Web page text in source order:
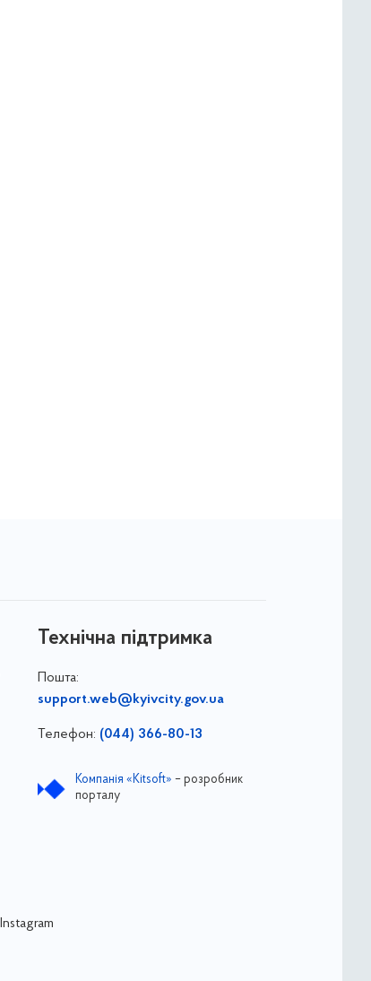
Технічна підтримка
Пошта:
support.web@kyivcity.gov.ua
Телефон: (044) 366-80-13
Компанія «Kitsoft» – розробник
порталу
Instagram